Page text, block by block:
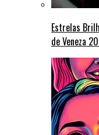
Estrelas
de Veneza